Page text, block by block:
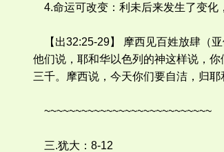
4.命运可改变：利未后来发生了变化
【出32:25-29】 摩西见百姓放肆（
他们说，耶和华以色列的神这样说，
三千。摩西说，今天你们要自洁，归
~~~~~~~~~~~~~~~~~~~~~~~~~~~
三.犹大：8-12